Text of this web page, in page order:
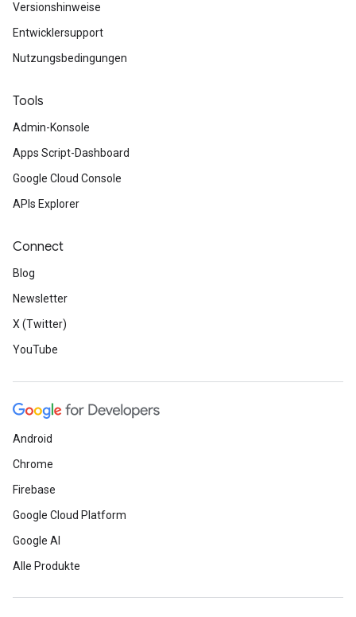
Versionshinweise
Entwicklersupport
Nutzungsbedingungen
Tools
Admin-Konsole
Apps Script-Dashboard
Google Cloud Console
APIs Explorer
Connect
Blog
Newsletter
X (Twitter)
YouTube
Android
Chrome
Firebase
Google Cloud Platform
Google AI
Alle Produkte